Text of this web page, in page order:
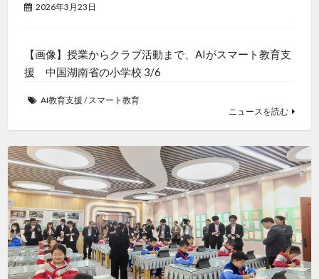
2026年3月23日
【画像】授業からクラブ活動まで、AIがスマート教育支
援 中国湖南省の小学校 3/6
AI教育支援 / スマート教育
ニュースを読む